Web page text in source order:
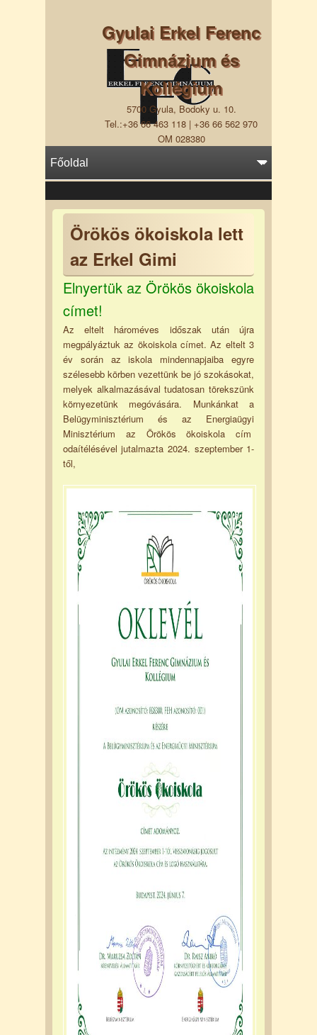
Gyulai Erkel Ferenc
Gimnázium és
Kollégium
5700 Gyula, Bodoky u. 10.
Tel.:+36 66 463 118 | +36 66 562 970
OM 028380
Örökös ökoiskola lett
az Erkel Gimi
Elnyertük az Örökös ökoiskola
címet!
Az eltelt hároméves időszak után újra
megpályáztuk az ökoiskola címet. Az eltelt 3
év során az iskola mindennapjaiba egyre
szélesebb körben vezettünk be jó szokásokat,
melyek alkalmazásával tudatosan törekszünk
környezetünk megóvására. Munkánkat a
Belügyminisztérium és az Energiaügyi
Minisztérium az Örökös ökoiskola cím
odaítélésével jutalmazta 2024. szeptember 1-
től,